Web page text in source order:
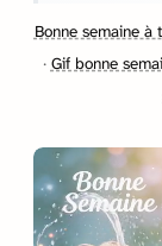
Bonne semaine à
· Gif bonne